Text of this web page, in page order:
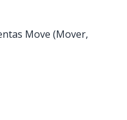
Move (Mover,